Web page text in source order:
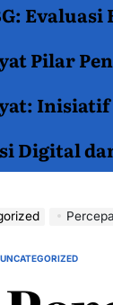
Pilar
Digital
POSTED
UNCATEGORIZED